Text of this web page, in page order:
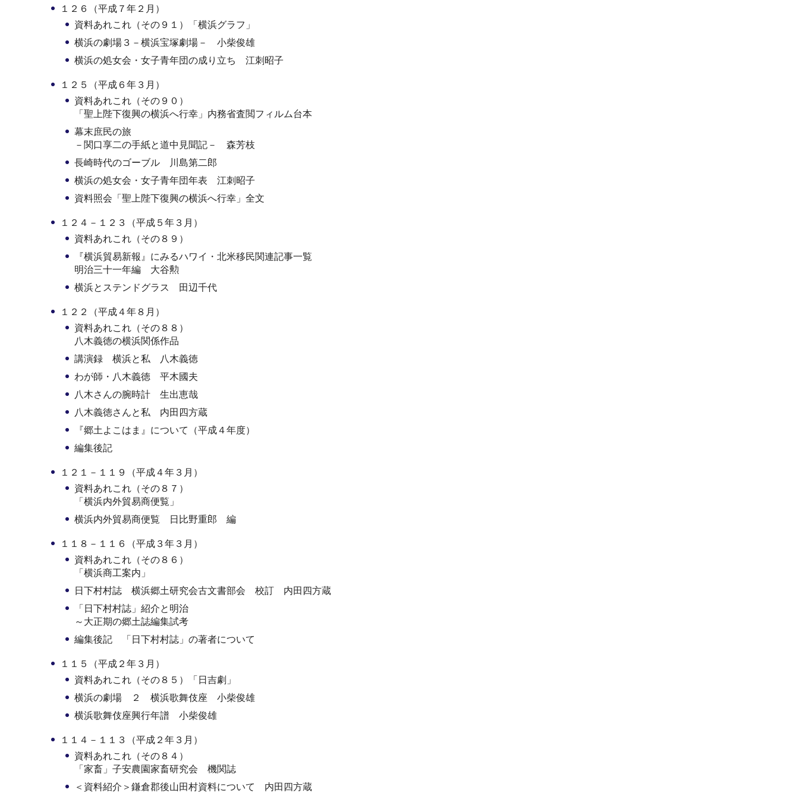
１２６（平成７年２月）
資料あれこれ（その９１）「横浜グラフ」
横浜の劇場３－横浜宝塚劇場－ 小柴俊雄
横浜の処女会・女子青年団の成り立ち 江刺昭子
１２５（平成６年３月）
資料あれこれ（その９０）
「聖上陛下復興の横浜へ行幸」内務省査閲フィルム台本
幕末庶民の旅
－関口享二の手紙と道中見聞記－ 森芳枝
長崎時代のゴーブル 川島第二郎
横浜の処女会・女子青年団年表 江刺昭子
資料照会「聖上陛下復興の横浜へ行幸」全文
１２４－１２３（平成５年３月）
資料あれこれ（その８９）
『横浜貿易新報』にみるハワイ・北米移民関連記事一覧
明治三十一年編 大谷勲
横浜とステンドグラス 田辺千代
１２２（平成４年８月）
資料あれこれ（その８８）
八木義徳の横浜関係作品
講演録 横浜と私 八木義徳
わが師・八木義徳 平木國夫
八木さんの腕時計 生出恵哉
八木義徳さんと私 内田四方蔵
『郷土よこはま』について（平成４年度）
編集後記
１２１－１１９（平成４年３月）
資料あれこれ（その８７）
「横浜内外貿易商便覧」
横浜内外貿易商便覧 日比野重郎 編
１１８－１１６（平成３年３月）
資料あれこれ（その８６）
「横浜商工案内」
日下村村誌 横浜郷土研究会古文書部会 校訂 内田四方蔵
「日下村村誌」紹介と明治
～大正期の郷土誌編集試考
編集後記 「日下村村誌」の著者について
１１５（平成２年３月）
資料あれこれ（その８５）「日吉劇」
横浜の劇場 ２ 横浜歌舞伎座 小柴俊雄
横浜歌舞伎座興行年譜 小柴俊雄
１１４－１１３（平成２年３月）
資料あれこれ（その８４）
「家畜」子安農園家畜研究会 機関誌
＜資料紹介＞鎌倉郡後山田村資料について 内田四方蔵